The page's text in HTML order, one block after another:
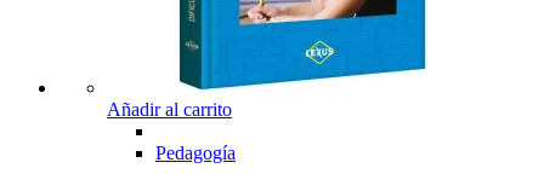
Añadir al carrito
Pedagogía